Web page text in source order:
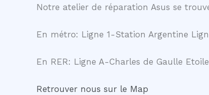
Notre atelier de réparation Asus se
En métro: Ligne 1-Station Argentine
En RER: Ligne A-Charles de Gaulle
Retrouver nous sur le Map